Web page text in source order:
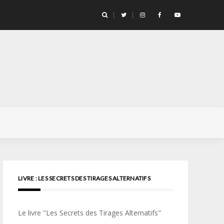
LIVRE : LES SECRETS DES TIRAGES ALTERNATIFS
Le livre "Les Secrets des Tirages Alternatifs"